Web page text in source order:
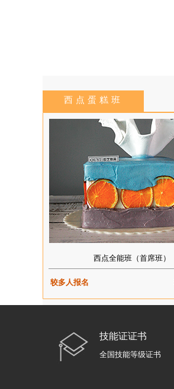
西点蛋糕班
西点全能班（首席班）
较多人报名
技能证证书
全国技能等级证书